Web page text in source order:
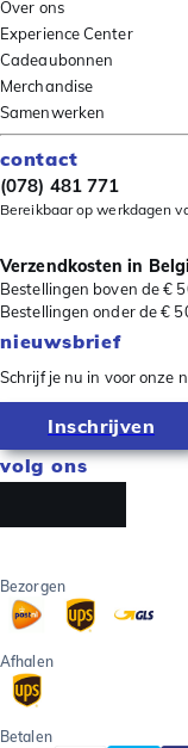
Over ons
Experience Center
Cadeaubonnen
Merchandise
Samenwerken
contact
(078) 481 771
Bereikbaar op werkdagen
Verzendkosten in
Bestellingen boven de €
Bestellingen onder de €
nieuwsbrief
Schrijf je nu in voor onze
Inschrijven
volg ons
Bezorgen
Afhalen
Betalen